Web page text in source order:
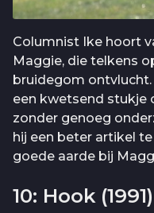
Columnist Ike hoort
Maggie, die telkens
bruidegom
een kwetsend stukje
zonder genoeg
hij een beter artikel
goede aarde bij
10: Hook (1991)